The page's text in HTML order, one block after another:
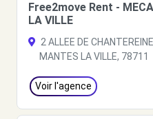
Free2move Rent -
LA VILLE
2 ALLEE DE CHANTEREINE
MANTES LA VILLE, 78711
Voir l'agence